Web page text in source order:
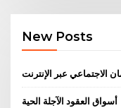
New Posts
الاجتماعي عبر الإنترنت
أسواق العقود الآجلة الحية